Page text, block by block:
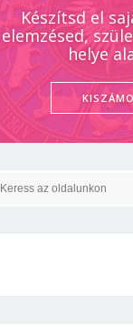
Készítsd el
elemzésed,
helye